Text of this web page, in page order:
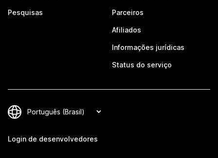
Pesquisas Parceiros
Afiliados
Informações jurídicas
Status do serviço
Login de desenvolvedores